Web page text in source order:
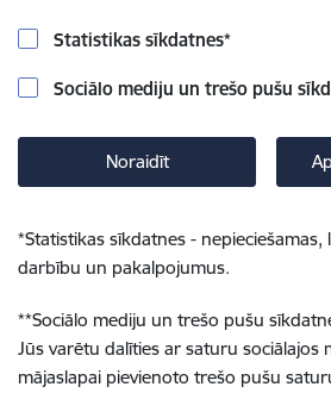
Statistikas sīkdatnes*
Sociālo mediju un trešo pušu
Noraidīt
*Statistikas sīkdatnes -
darbību un pakalpojumus.
**Sociālo mediju un trešo pušu
Jūs varētu dalīties ar saturu sociālajos
mājaslapai pievienoto trešo pušu